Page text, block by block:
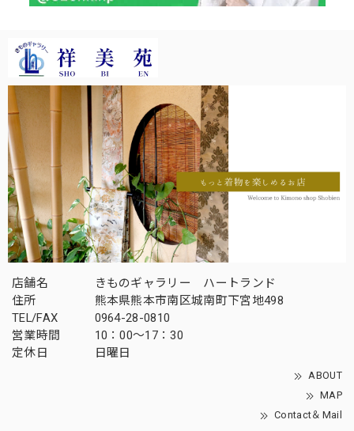
店舗名
きものギャラリー ハートランド
住所
熊本県熊本市南区城南町下宮地498
TEL/FAX
0964-28-0810
営業時間
10：00～17：30
定休日
日曜日
ABOUT
MAP
Contact＆Mail